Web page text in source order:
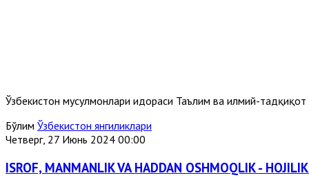
Ўзбекистон мусулмонлари идораси Таълим ва илмий-
Бўлим Ўзбекистон янгиликлари
Четверг, 27 Июнь 2024 00:00
ISROF, MANMANLIK VA HADDAN OSHMOQLIK -